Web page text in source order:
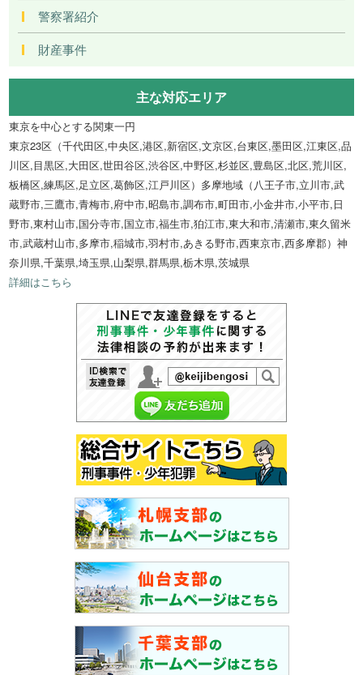
警察署紹介
財産事件
主な対応エリア
東京を中心とする関東一円
東京23区（千代田区,中央区,港区,新宿区,文京区,台東区,墨田区,江東区,品
川区,目黒区,大田区,世田谷区,渋谷区,中野区,杉並区,豊島区,北区,荒川区,
板橋区,練馬区,足立区,葛飾区,江戸川区）多摩地域（八王子市,立川市,武
蔵野市,三鷹市,青梅市,府中市,昭島市,調布市,町田市,小金井市,小平市,日
野市,東村山市,国分寺市,国立市,福生市,狛江市,東大和市,清瀬市,東久留米
市,武蔵村山市,多摩市,稲城市,羽村市,あきる野市,西東京市,西多摩郡）神
奈川県,千葉県,埼玉県,山梨県,群馬県,栃木県,茨城県
詳細はこちら